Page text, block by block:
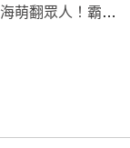
海萌翻眾人！霸氣